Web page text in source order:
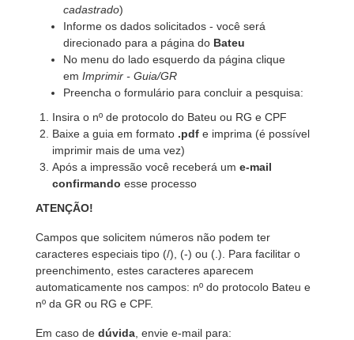
cadastrado)
Informe os dados solicitados - você será
direcionado para a página do Bateu
No menu do lado esquerdo da página clique
em Imprimir - Guia/GR
Preencha o formulário para concluir a pesquisa:
Insira o nº de protocolo do Bateu ou RG e CPF
Baixe a guia em formato .pdf e imprima (é possível
imprimir mais de uma vez)
Após a impressão você receberá um e-mail
confirmando esse processo
ATENÇÃO!
Campos que solicitem números não podem ter
caracteres especiais tipo (/), (-) ou (.). Para facilitar o
preenchimento, estes caracteres aparecem
automaticamente nos campos: nº do protocolo Bateu e
nº da GR ou RG e CPF.
Em caso de dúvida , envie e-mail para: